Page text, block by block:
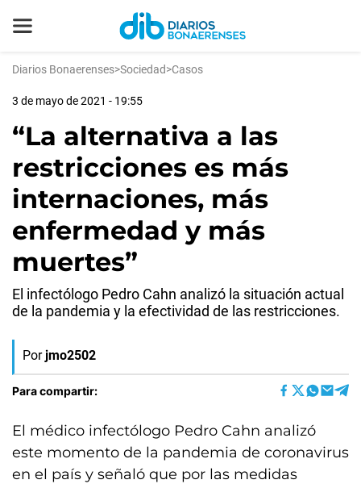
Diarios Bonaerenses>Sociedad>Casos
3 de mayo de 2021 - 19:55
“La alternativa a las
restricciones es más
internaciones, más
enfermedad y más
muertes”
El infectólogo Pedro Cahn analizó la situación actual
de la pandemia y la efectividad de las restricciones.
Por jmo2502
Para compartir:
El médico infectólogo Pedro Cahn analizó
este momento de la pandemia de coronavirus
en el país y señaló que por las medidas